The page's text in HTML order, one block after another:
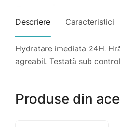
Descriere Caracteristici
Hydratare imediata 24H.
agreabil. Testată sub
Produse din